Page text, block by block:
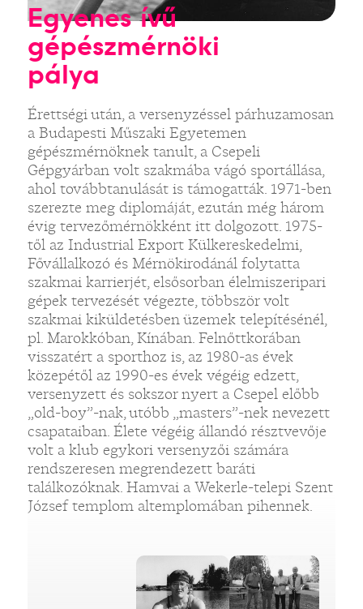
Egyenes ívű
gépészmérnöki
pálya
Érettségi után, a versenyzéssel párhuzamosan
a Budapesti Műszaki Egyetemen
gépészmérnöknek tanult, a Csepeli
Gépgyárban volt szakmába vágó sportállása,
ahol továbbtanulását is támogatták. 1971-ben
szerezte meg diplomáját, ezután még három
évig tervezőmérnökként itt dolgozott. 1975-
től az Industrial Export Külkereskedelmi,
Fővállalkozó és Mérnökirodánál folytatta
szakmai karrierjét, elsősorban élelmiszeripari
gépek tervezését végezte, többször volt
szakmai kiküldetésben üzemek telepítésénél,
pl. Marokkóban, Kínában. Felnőttkorában
visszatért a sporthoz is, az 1980-as évek
közepétől az 1990-es évek végéig edzett,
versenyzett és sokszor nyert a Csepel előbb
„old-boy”-nak, utóbb „masters”-nek nevezett
csapataiban. Élete végéig állandó résztvevője
volt a klub egykori versenyzői számára
rendszeresen megrendezett baráti
találkozóknak. Hamvai a Wekerle-telepi Szent
József templom altemplomában pihennek.